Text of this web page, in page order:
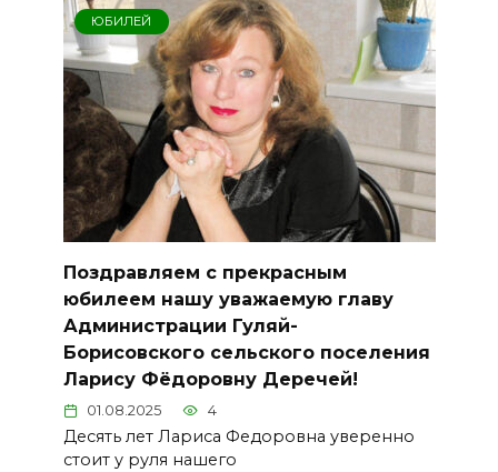
ЮБИЛЕЙ
Поздравляем с прекрасным
юбилеем нашу уважаемую главу
Администрации Гуляй-
Борисовского сельского поселения
Ларису Фёдоровну Деречей!
01.08.2025 4
Десять лет Лариса Федоровна уверенно
стоит у руля нашего